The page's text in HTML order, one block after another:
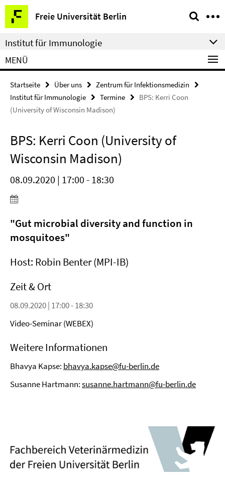
Springe
direkt
zu
Inhalt
Freie Universität Berlin
Service-
Navigation
Institut für Immunologie
MENÜ
Startseite Über uns
Zentrum für Infektionsmedizin
Institut für Immunologie
Termine
BPS: Kerri Coon
(University of Wisconsin Madison)
BPS: Kerri Coon (University of
Wisconsin Madison)
08.09.2020 | 17:00 - 18:30
"Gut microbial diversity and function in
mosquitoes"
Host: Robin Benter (MPI-IB)
Zeit & Ort
08.09.2020 | 17:00 - 18:30
Video-Seminar (WEBEX)
Weitere Informationen
Bhavya Kapse: bhavya.kapse@fu-berlin.de
Susanne Hartmann:susanne.hartmann@fu-berlin.de